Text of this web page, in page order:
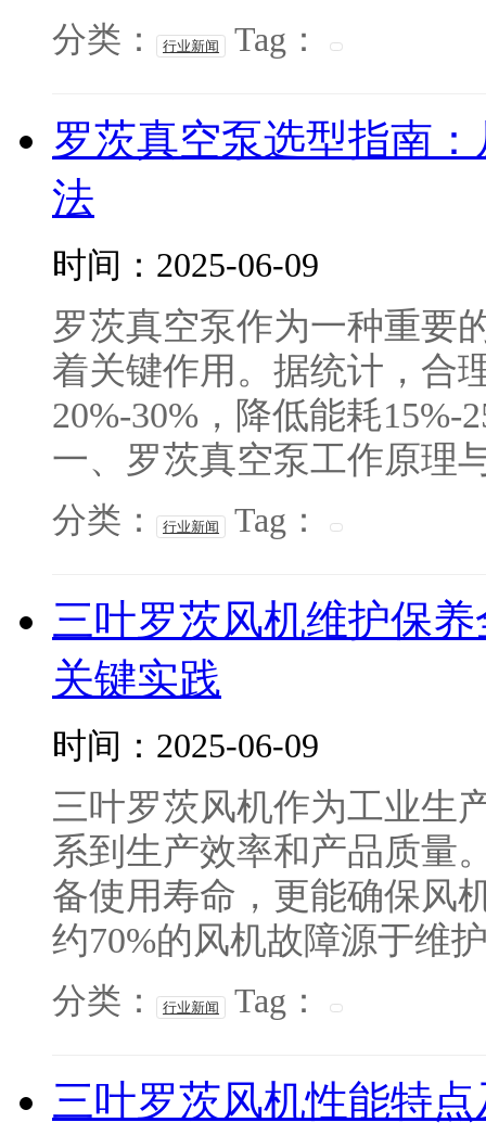
分类： 行业新闻 Tag：
罗茨真空泵选型指南
法
时间：2025-06-09
罗茨真空泵作为一种重要
着关键作用。据统计，合
20%-30%，降低能耗
一、罗茨真空泵工作原理
分类： 行业新闻 Tag：
三叶罗茨风机维护保
关键实践
时间：2025-06-09
三叶罗茨风机作为工业生
系到生产效率和产品质量
备使用寿命，更能确保风
约70%的风机故障源于维
分类： 行业新闻 Tag：
三叶罗茨风机性能特